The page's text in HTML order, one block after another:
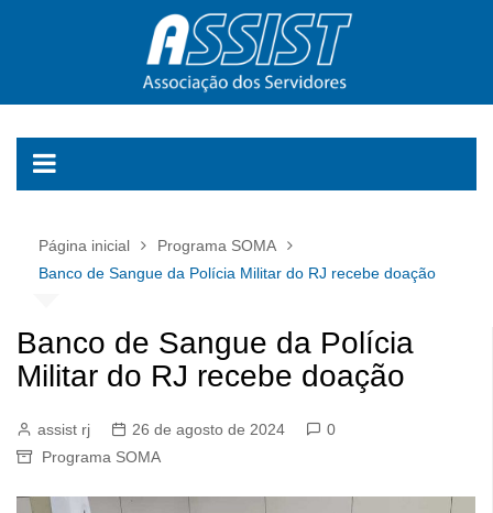
Página inicial
Programa SOMA
Banco de Sangue da Polícia Militar do RJ recebe doação
Banco de Sangue da Polícia
Militar do RJ recebe doação
assist rj 26 de agosto de 2024
0
Programa SOMA